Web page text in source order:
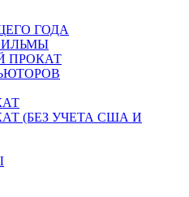
ГОДА
ПРОКАТ
(БЕЗ УЧЕТА США И